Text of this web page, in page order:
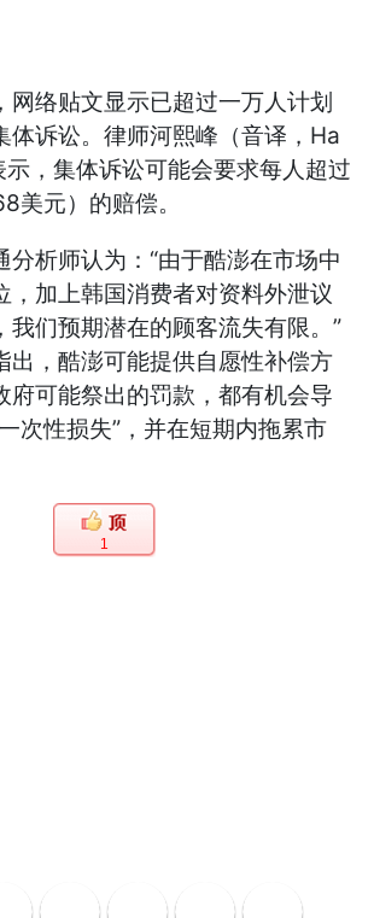
网络贴文显示已超过一万人计划
体诉讼。律师河熙峰（音译，Ha
，集体诉讼可能会要求每人超过
美元）的赔偿。
分析师认为：“由于酷澎在市场中
，加上韩国消费者对资料外泄议
我们预期潜在的顾客流失有限。”
出，酷澎可能提供自愿性补偿方
府可能祭出的罚款，都有机会导
次性损失”，并在短期内拖累市
1